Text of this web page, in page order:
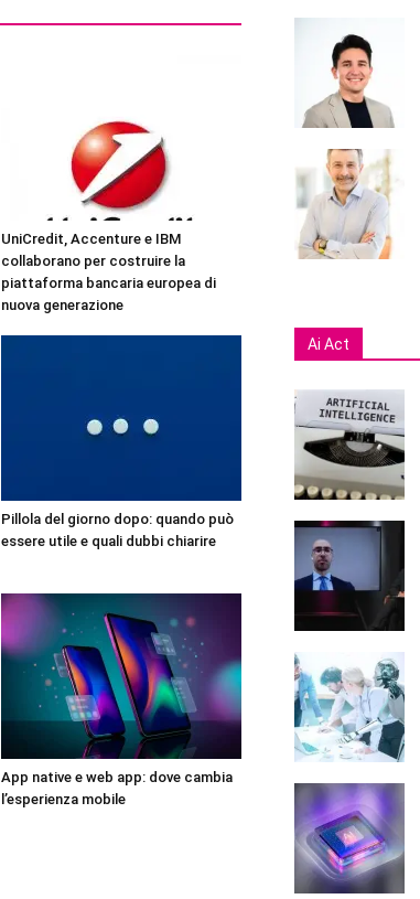
UniCredit, Accenture e IBM
collaborano per costruire la
piattaforma bancaria europea di
nuova generazione
Pillola del giorno dopo: quando può
essere utile e quali dubbi chiarire
App native e web app: dove cambia
l’esperienza mobile
Ai Act